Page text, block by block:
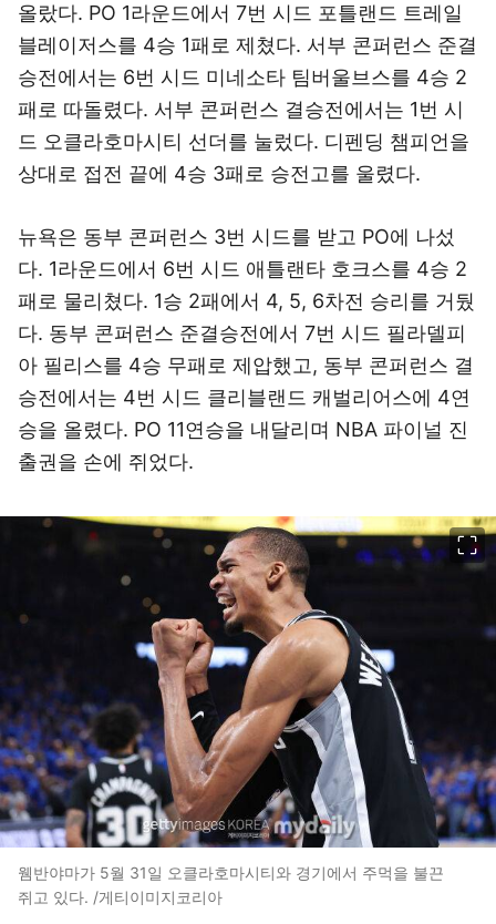
올랐다. PO 1라운드에서 7번 시드 포틀랜드 트레일
블레이저스를 4승 1패로 제쳤다. 서부 콘퍼런스 준결
승전에서는 6번 시드 미네소타 팀버울브스를 4승 2
패로 따돌렸다. 서부 콘퍼런스 결승전에서는 1번 시
드 오클라호마시티 선더를 눌렀다. 디펜딩 챔피언을
상대로 접전 끝에 4승 3패로 승전고를 울렸다.
뉴욕은 동부 콘퍼런스 3번 시드를 받고 PO에 나섰
다. 1라운드에서 6번 시드 애틀랜타 호크스를 4승 2
패로 물리쳤다. 1승 2패에서 4, 5, 6차전 승리를 거뒀
다. 동부 콘퍼런스 준결승전에서 7번 시드 필라델피
아 필리스를 4승 무패로 제압했고, 동부 콘퍼런스 결
승전에서는 4번 시드 클리블랜드 캐벌리어스에 4연
승을 올렸다. PO 11연승을 내달리며 NBA 파이널 진
출권을 손에 쥐었다.
웸반야마가 5월 31일 오클라호마시티와 경기에서 주먹을 불끈
쥐고 있다. /게티이미지코리아